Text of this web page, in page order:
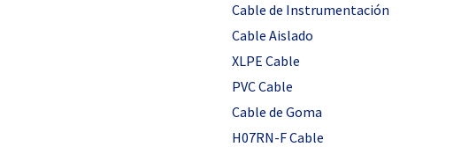
Cable de Instrumentación
Cable Aislado
XLPE Cable
PVC Cable
Cable de Goma
H07RN-F Cable